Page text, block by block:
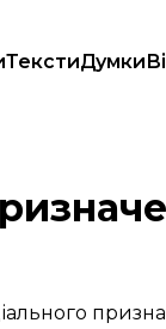
ТекстиДумки
«Укртелеком»